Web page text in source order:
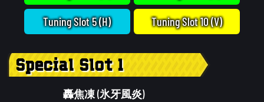
Tuning Slot 5 (H) Tuning Slot 10 (V)
Special Slot 1
轟焦凍 (氷牙風炎)